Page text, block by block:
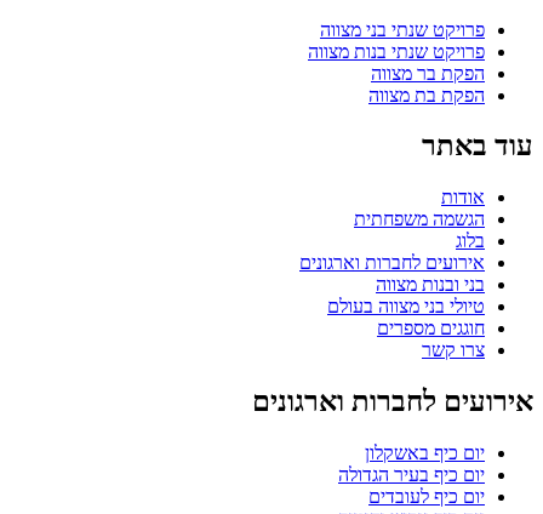
פרויקט שנתי בני מצווה
פרויקט שנתי בנות מצווה
הפקת בר מצווה
הפקת בת מצווה
עוד באתר
אודות
הגשמה משפחתית
בלוג
אירועים לחברות וארגונים
בני ובנות מצווה
טיולי בני מצווה בעולם
חוגגים מספרים
צרו קשר
אירועים לחברות וארגונים
יום כיף באשקלון
יום כיף בעיר הגדולה
יום כיף לעובדים